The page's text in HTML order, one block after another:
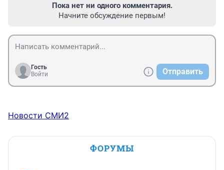
Пока нет ни одного комментария.
Начните обсуждение первым!
Гость
Войти
Отправить
Новости СМИ2
ФОРУМЫ